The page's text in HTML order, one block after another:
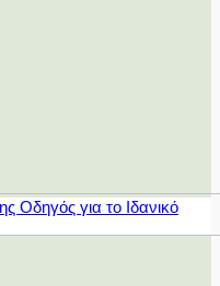
Οδηγός για το Ιδανικό